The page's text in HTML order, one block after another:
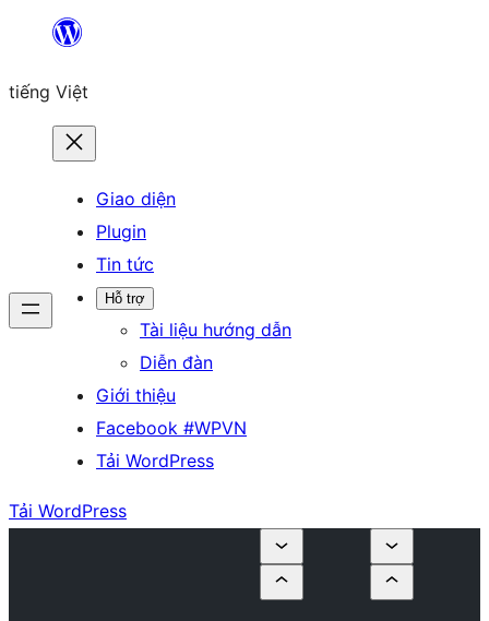
Chuyển
phần
tiếng Việt
Giao diện
Plugin
Tin tức
Hỗ trợ
Tài liệu hướng dẫn
Diễn đàn
Giới thiệu
Facebook #WPVN
Tải WordPress
Tải WordPress